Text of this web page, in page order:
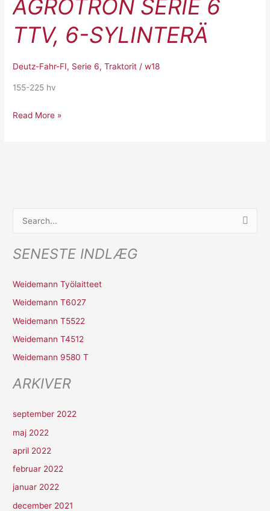
AGROTRON SERIE 6
TTV, 6-SYLINTERÄ
Deutz-Fahr-FI, Serie 6,Traktorit /w18
155-225 hv
6
TTV,
6-
SYLINTERÄ
Read More »
g
f
t
e
r
:
SENESTE INDLÆG
Weidemann Työlaitteet
Weidemann T6027
Weidemann T5522
Weidemann T4512
Weidemann 9580 T
ARKIVER
september 2022
maj 2022
april 2022
februar 2022
januar 2022
december 2021